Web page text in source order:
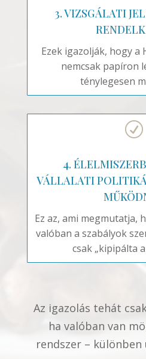
3. VIZSGÁLATI
Ezek igazolják, hogy a
nemcsak papíron
ténylegesen
R
4.
VÁLLALATI
Ez az, ami megmutatja,
valóban a szabályok
csak „kipipálta
Az igazolás tehát
ha valóban van
rendszer –